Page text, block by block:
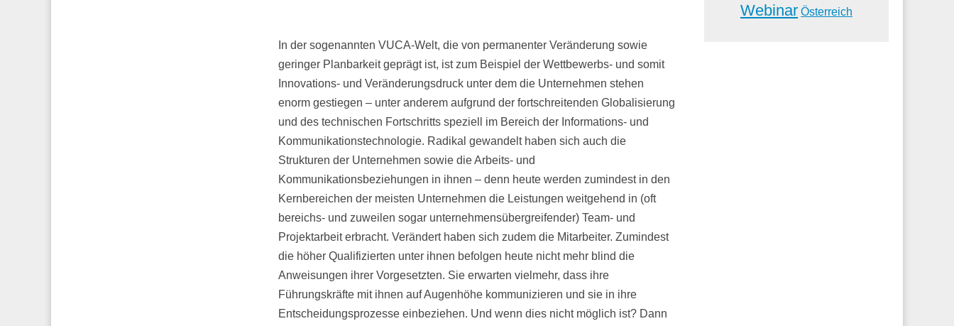
In der sogenannten VUCA-Welt, die von permanenter Veränderung sowie
geringer Planbarkeit geprägt ist, ist zum Beispiel der Wettbewerbs- und somit
Innovations- und Veränderungsdruck unter dem die Unternehmen stehen
enorm gestiegen – unter anderem aufgrund der fortschreitenden Globalisierung
und des technischen Fortschritts speziell im Bereich der Informations- und
Kommunikationstechnologie. Radikal gewandelt haben sich auch die
Strukturen der Unternehmen sowie die Arbeits- und
Kommunikationsbeziehungen in ihnen – denn heute werden zumindest in den
Kernbereichen der meisten Unternehmen die Leistungen weitgehend in (oft
bereichs- und zuweilen sogar unternehmensübergreifender) Team- und
Projektarbeit erbracht. Verändert haben sich zudem die Mitarbeiter. Zumindest
die höher Qualifizierten unter ihnen befolgen heute nicht mehr blind die
Anweisungen ihrer Vorgesetzten. Sie erwarten vielmehr, dass ihre
Führungskräfte mit ihnen auf Augenhöhe kommunizieren und sie in ihre
Entscheidungsprozesse einbeziehen. Und wenn dies nicht möglich ist? Dann
Webinar Österreich